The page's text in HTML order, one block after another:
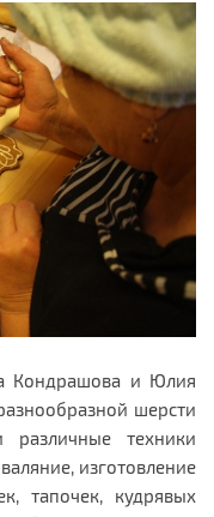
Кондрашова и Юлия
шерсти
различные техники
изготовление
тапочек, кудрявых